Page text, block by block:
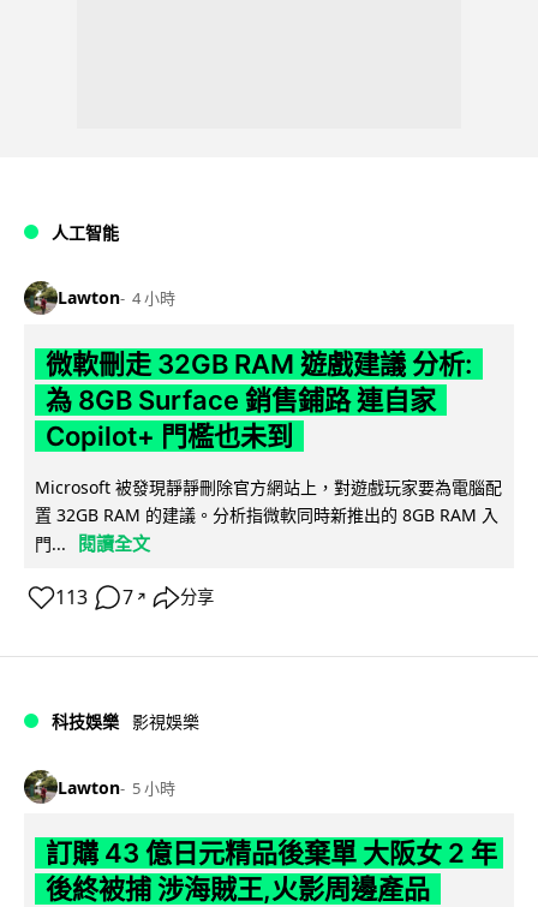
人工智能
Lawton 4 小時
微軟刪走 32GB RAM 遊戲建議 分析:
為 8GB Surface 銷售鋪路 連自家
Copilot+ 門檻也未到
Microsoft 被發現靜靜刪除官方網站上，對遊戲玩家要為電腦配
置 32GB RAM 的建議。分析指微軟同時新推出的 8GB RAM 入
門...
閱讀全文
113 7 ↗ 分享
科技娛樂 影視娛樂
Lawton 5 小時
訂購 43 億日元精品後棄單 大阪女 2 年
後終被捕 涉海賊王,火影周邊產品